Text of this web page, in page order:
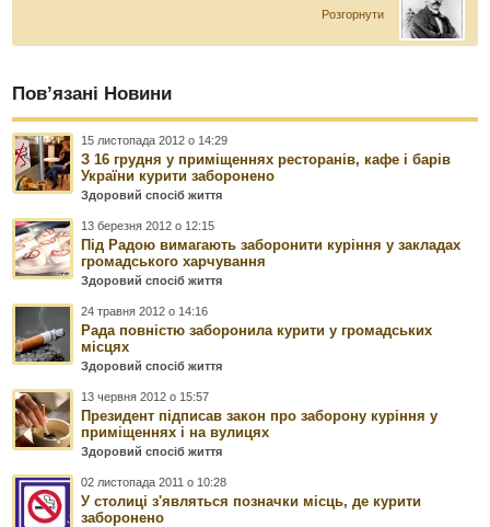
Розгорнути
Пов’язані Новини
15 листопада 2012 о 14:29
З 16 грудня у приміщеннях ресторанів, кафе і барів
України курити заборонено
Здоровий спосіб життя
13 березня 2012 о 12:15
Під Радою вимагають заборонити куріння у закладах
громадського харчування
Здоровий спосіб життя
24 травня 2012 о 14:16
Рада повністю заборонила курити у громадських
місцях
Здоровий спосіб життя
13 червня 2012 о 15:57
Президент підписав закон про заборону куріння у
приміщеннях і на вулицях
Здоровий спосіб життя
02 листопада 2011 о 10:28
У столиці з'являться позначки місць, де курити
заборонено